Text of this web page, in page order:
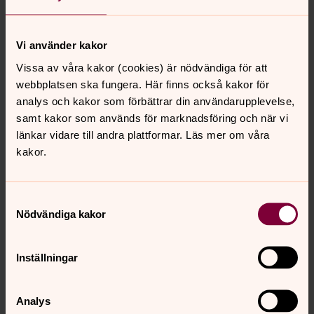
Vi använder kakor
Vissa av våra kakor (cookies) är nödvändiga för att
webbplatsen ska fungera. Här finns också kakor för
analys och kakor som förbättrar din användarupplevelse,
samt kakor som används för marknadsföring och när vi
länkar vidare till andra plattformar. Läs mer om våra
kakor.
Nödvändiga kakor
Inställningar
Analys